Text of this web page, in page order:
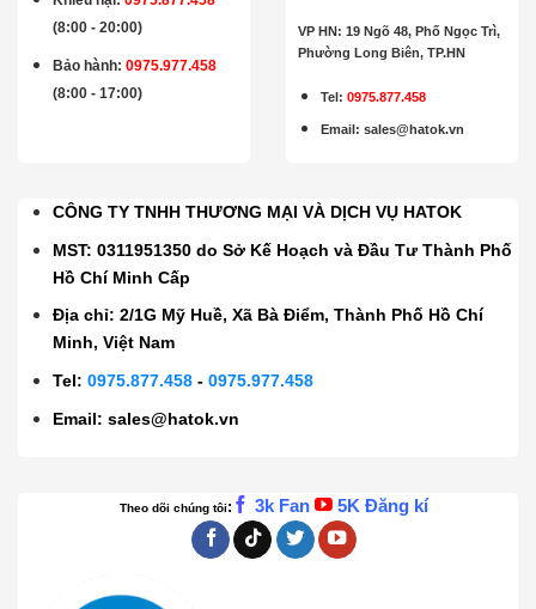
(8:00 - 20:00)
Bảo hành:0975.977.458
(8:00 - 17:00)
VP HN: 19 Ngõ 48, Phố Ngọc Trì,
Phường Long Biên, TP.HN
Tel: 0975.877.458
Email :sales@hatok.vn
CÔNG TY TNHH THƯƠNG MẠI VÀ DỊCH VỤ HATOK
MST: 0311951350 do Sở Kế Hoạch và Đầu Tư Thành Phố
Hồ Chí Minh Cấp
Địa chỉ: 2/1G Mỹ Huề, Xã Bà Điểm, Thành Phố Hồ Chí
Minh, Việt Nam
Tel:0975.877.458 -0975.977.458
Email:sales@hatok.vn
Theo dõi chúng tôi: 3k Fan 5K Đăng kí